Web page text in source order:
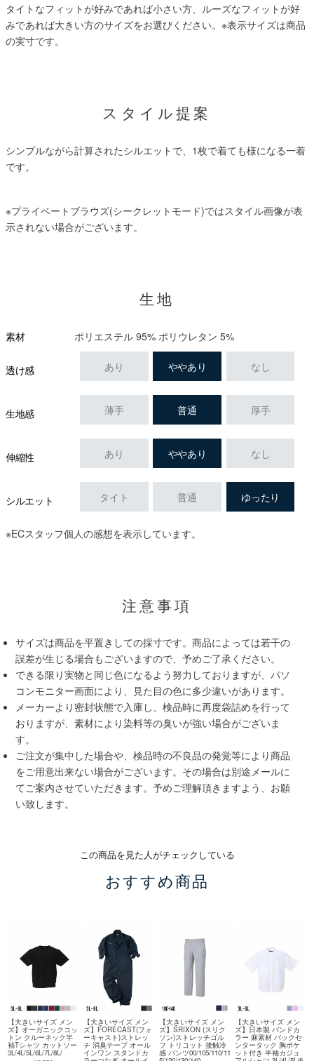
タイトなフィットが好みであれば小さい方、ルーズなフィットが好
みであれば大きい方のサイズをお選びください。 ※表示サイズは商品
の実寸です。
スタイル提案
シンプルながら計算されたシルエットで、1枚で着ても様になる一着
です。
※プライベートブラウズ(シークレットモード)ではスタイル画像が表
示されない場合がございます。
生地
素材 ポリエステル 95% ポリウレタン 5%
透け感 あり ややあり なし
生地感 薄手 普通 厚手
伸縮性 あり ややあり なし
シルエット タイト 普通 ゆったり
※ECスタッフ個人の感想を表示しています。
注意事項
サイズは商品を平置きしての採寸です。商品によっては若干の
誤差が生じる場合もございますので、予めご了承ください。
できる限り実物と同じ色になるよう努力しておりますが、パソ
コンモニター画面により、見た目の色に多少違いがあります。
メーカーより密封状態で入庫し、検品時に再度袋詰めを行って
おりますが、素材により染料等の臭いが強い場合がございま
す。
ご注文が集中した場合や、検品時の不良品の発覚等により商品
をご用意出来ない場合がございます。その場合は別途メールに
てご案内させていただきます。予めご理解頂きますよう、お願
い致します。
この商品を見た人がチェックしている
おすすめ商品
【大きいサイズ メン
ズ】オーガニックコッ
トン クルーネック半
袖Tシャツ カットソー
3L/4L/5L/6L/7L/8L/
【大きいサイズ メン
ズ】FORECAST(フォ
ーキャスト)ストレッ
チ 消臭テープ オール
インワン スタンドカ
【大きいサイズ メン
ズ】SRIXON (スリク
ソン)ストレッチゴル
フ トリコット 接触冷
感 パンツ00/105/110/11
【大きいサイズ メン
ズ】日本製 バンドカ
ラー 麻素材 バックセ
ンタータック 胸ポケ
ット付き 半袖カジュ